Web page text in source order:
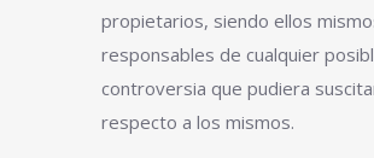
propietarios, siendo ellos
responsables de cualquier
controversia que pudiera
respecto a los mismos.